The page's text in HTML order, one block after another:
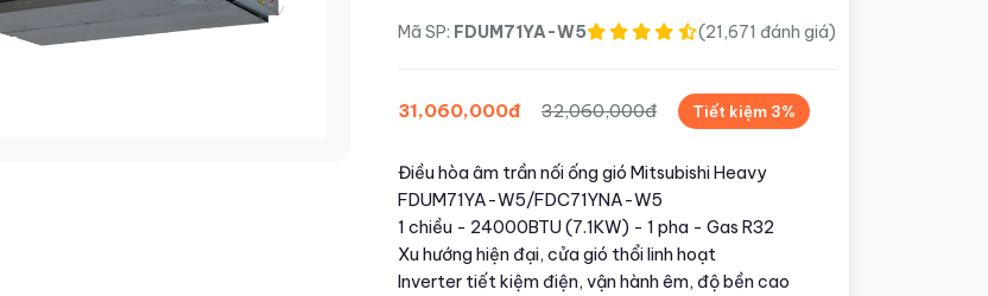
Mã SP: FDUM71YA-W5 (21,671 đánh giá)
31,060,000đ 32,060,000đ Tiết kiệm 3%
Điều hòa âm trần nối ống gió Mitsubishi Heavy
FDUM71YA-W5/FDC71YNA-W5
1 chiều - 24000BTU (7.1KW) - 1 pha - Gas R32
Xu hướng hiện đại, cửa gió thổi linh hoạt
Inverter tiết kiệm điện, vận hành êm, độ bền cao